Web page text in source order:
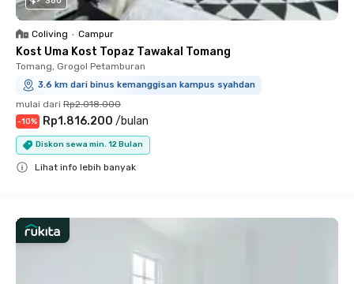
Coliving • Campur
Kost Uma Kost Topaz Tawakal Tomang
Tomang, Grogol Petamburan
3.6 km dari binus kemanggisan kampus syahdan
mulai dari Rp2.018.000
-10% Rp1.816.200 /bulan
Diskon sewa min. 12 Bulan
Lihat info lebih banyak